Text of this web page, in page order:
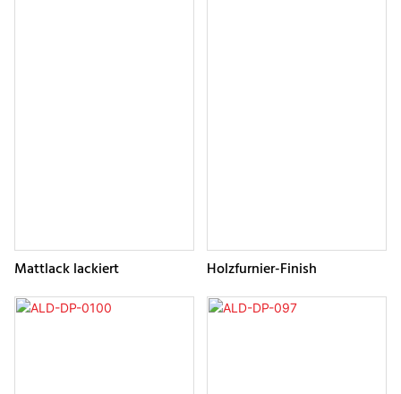
Mattlack lackiert Holzfurnier-Finish